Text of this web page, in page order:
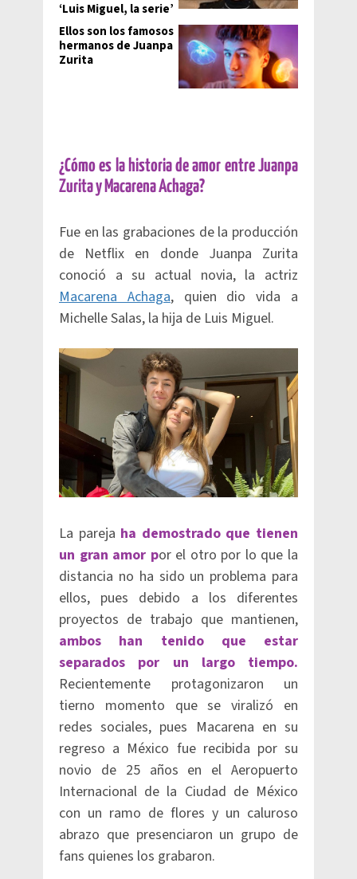
‘Luis Miguel, la serie’
Ellos son los famosos
hermanos de Juanpa
Zurita
¿Cómo es la historia de amor entre Juanpa
Zurita y Macarena Achaga?
Fue en las grabaciones de la producción
de Netflix en donde Juanpa Zurita
conoció a su actual novia, la actriz
Macarena Achaga, quien dio vida a
Michelle Salas, la hija de Luis Miguel.
La pareja ha demostrado que tienen
un gran amor por el otro por lo que la
distancia no ha sido un problema para
ellos, pues debido a los diferentes
proyectos de trabajo que mantienen,
ambos han tenido que estar
separados por un largo tiempo.
Recientemente protagonizaron un
tierno momento que se viralizó en
redes sociales, pues Macarena en su
regreso a México fue recibida por su
novio de 25 años en el Aeropuerto
Internacional de la Ciudad de México
con un ramo de flores y un caluroso
abrazo que presenciaron un grupo de
fans quienes los grabaron.